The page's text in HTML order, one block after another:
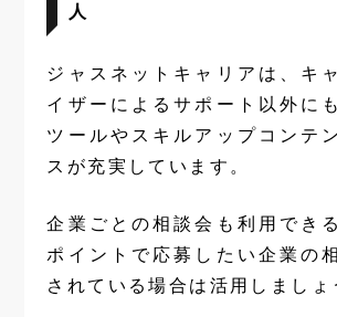
人
ジャスネットキャリアは、キ
イザーによるサポート以外に
ツールやスキルアップコンテ
スが充実しています。
企業ごとの相談会も利用でき
ポイントで応募したい企業の
されている場合は活用しましょ